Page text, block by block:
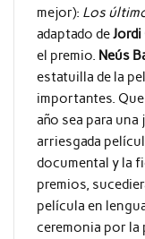
mejor): Los
adaptado deJordi
el premio. Neús
estatuilla de la
importantes.
año sea para
arriesgada
documental y la
premios,
película en
ceremonia por la